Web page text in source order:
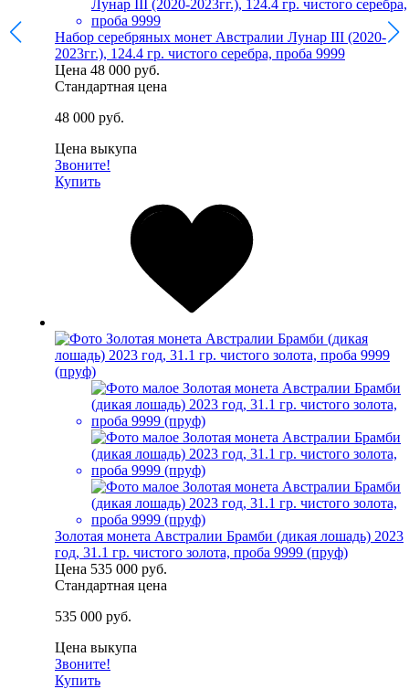
Набор серебряных монет Австралии Лунар III (2020-
2023гг.), 124.4 гр. чистого серебра, проба 9999
Цена 48 000 руб.
Стандартная цена
48 000 руб.
Цена выкупа
Звоните!
Купить
Золотая монета Австралии Брамби (дикая лошадь) 2023
год, 31.1 гр. чистого золота, проба 9999 (пруф)
Цена 535 000 руб.
Стандартная цена
535 000 руб.
Цена выкупа
Звоните!
Купить